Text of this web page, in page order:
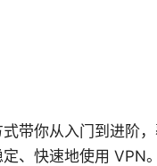
带你从入门到进阶
、快速地使用 VPN。